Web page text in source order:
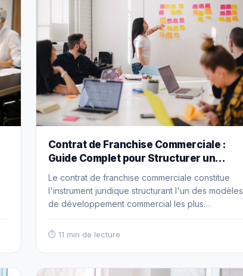
sophistication inhérente expose les organisations
insuffisamment préparées à des erreurs
contractuelles… Read more
Contrat de Franchise Commerciale :
Guide Complet pour Structurer un
Réseau Performant
Le contrat de franchise commerciale constitue
l'instrument juridique structurant l'un des modèles
de développement commercial les plus
organisant la réplication systématique d'un
d'entrepreneurs indépendants, la franchise
permet une expansion accélérée avec limitation
⏱ 11 min de lecture